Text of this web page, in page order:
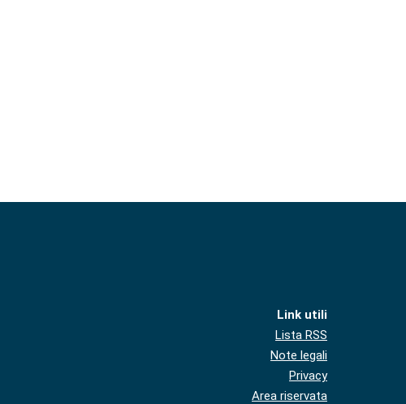
Link utili
Lista RSS
Note legali
Privacy
Area riservata